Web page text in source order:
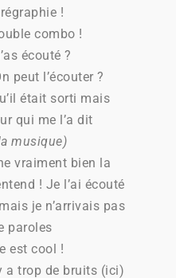
!
combo !
écouté ?
peut l’écouter ?
était sorti mais
qui me l’a dit
musique)
vraiment bien la
! Je l’ai écouté
je n’arrivais pas
paroles
est cool !
a trop de bruits (ici)